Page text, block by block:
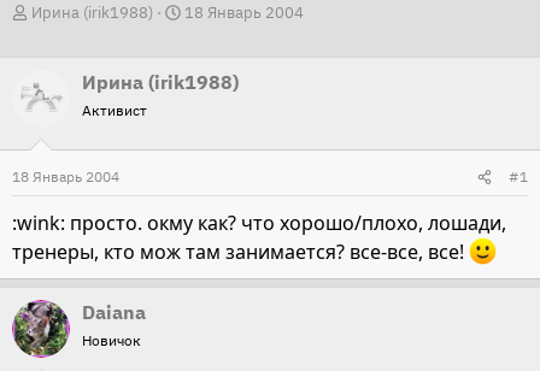
А
о
т
е
м
Ирина (irik1988)
Д
а
18 Январь 2004
Ирина (irik1988)
Активист
18 Январь 2004 #1
:wink: просто. окму как? что хорошо/плохо, лошади,
тренеры, кто мож там занимается? все-все, все!
Daiana
Новичок